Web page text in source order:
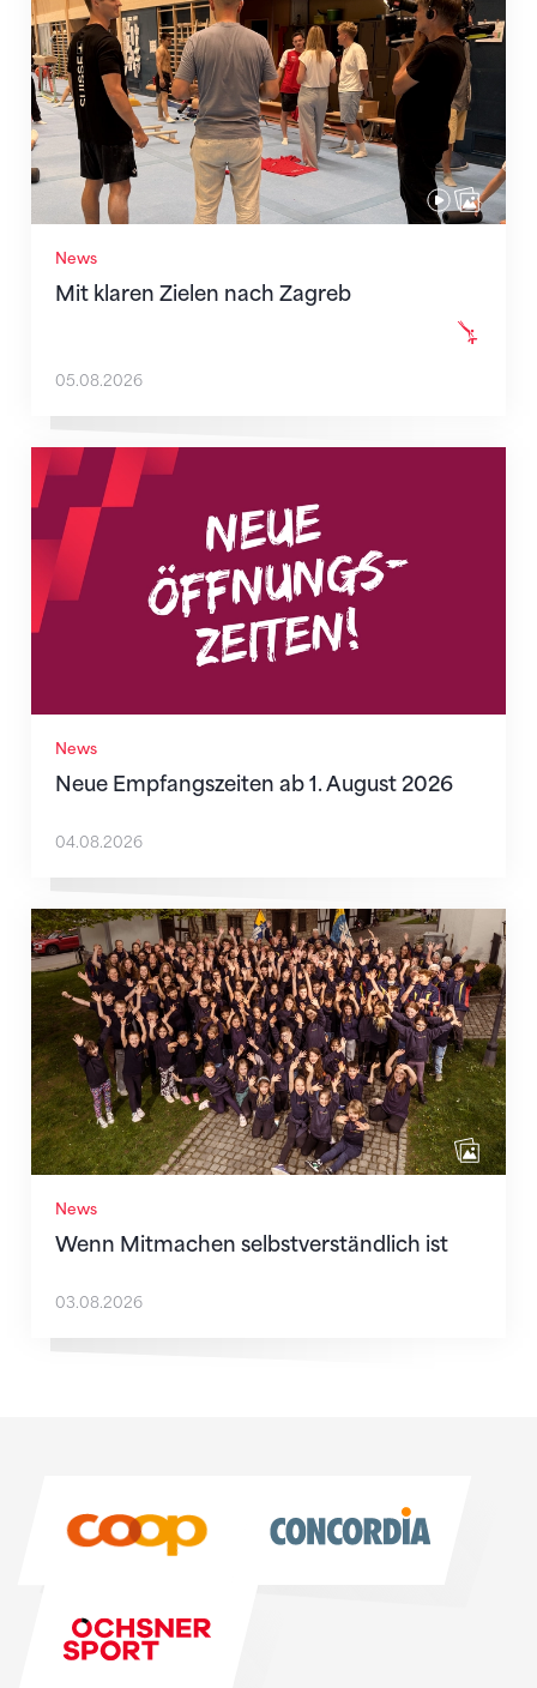
News
Mit klaren Zielen nach Zagreb
05.08.2026
News
Neue Empfangszeiten ab 1. August 2026
Neue Empfangszeiten ab 1. August 2026
04.08.2026
News
Wenn Mitmachen selbstverständlich ist
Wenn Mitmachen selbstverständlich ist
03.08.2026